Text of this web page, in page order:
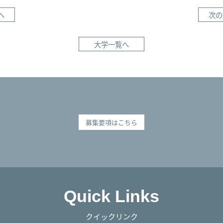
次
大学一覧へ
募集要項はこちら
Quick Links
クイックリンク